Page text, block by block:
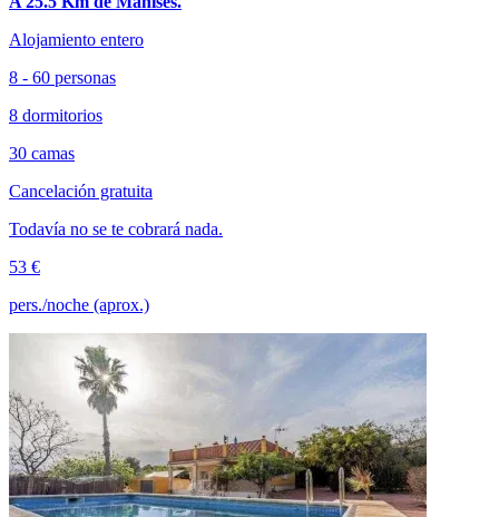
Alojamiento entero
8 - 60 personas
8 dormitorios
30 camas
Cancelación gratuita
Todavía no se te cobrará nada.
53 €
pers./noche (aprox.)